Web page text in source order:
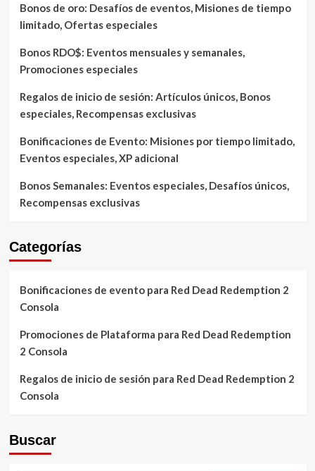
Bonos de oro: Desafíos de eventos, Misiones de tiempo
limitado, Ofertas especiales
Bonos RDO$: Eventos mensuales y semanales,
Promociones especiales
Regalos de inicio de sesión: Artículos únicos, Bonos
especiales, Recompensas exclusivas
Bonificaciones de Evento: Misiones por tiempo limitado,
Eventos especiales, XP adicional
Bonos Semanales: Eventos especiales, Desafíos únicos,
Recompensas exclusivas
Categorías
Bonificaciones de evento para Red Dead Redemption 2
Consola
Promociones de Plataforma para Red Dead Redemption
2 Consola
Regalos de inicio de sesión para Red Dead Redemption 2
Consola
Buscar